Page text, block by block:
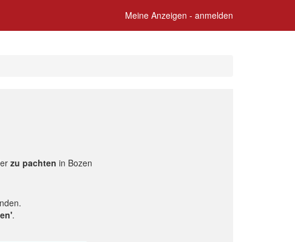
Meine Anzeigen - anmelden
zu pachten in Bozen
.